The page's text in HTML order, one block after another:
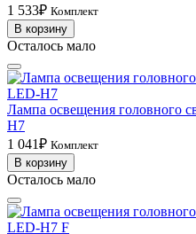
1 533₽ Комплект
В корзину
Осталось мало
Лампа освещения головного
H7
1 041₽ Комплект
В корзину
Осталось мало